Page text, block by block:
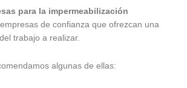
para la impermeabilización
de confianza que ofrezcan una
trabajo a realizar.
algunas de ellas: